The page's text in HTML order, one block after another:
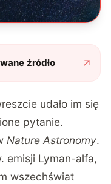
źródło
udało im się
pytanie.
Nature Astronomy.
emisji Lyman-alfa,
wszechświat